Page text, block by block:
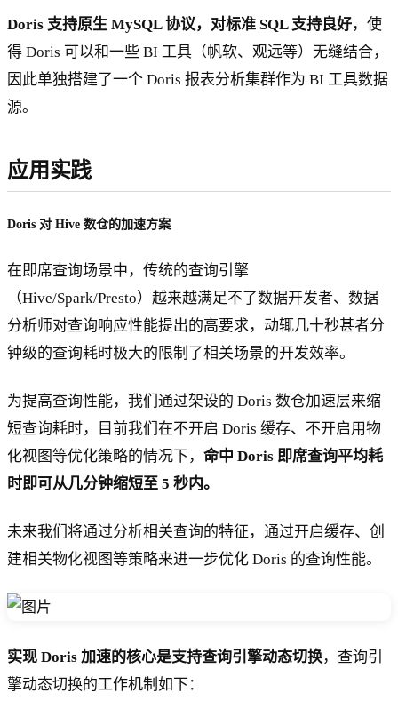
Doris 支持原生 MySQL 协议，对标准 SQL 支持良好，使
得 Doris 可以和一些 BI 工具（帆软、观远等）无缝结合，
因此单独搭建了一个 Doris 报表分析集群作为 BI 工具数据
源。
应用实践
Doris 对 Hive 数仓的加速方案
在即席查询场景中，传统的查询引擎
（Hive/Spark/Presto）越来越满足不了数据开发者、数据
分析师对查询响应性能提出的高要求，动辄几十秒甚者分
钟级的查询耗时极大的限制了相关场景的开发效率。
为提高查询性能，我们通过架设的 Doris 数仓加速层来缩
短查询耗时，目前我们在不开启 Doris 缓存、不开启用物
化视图等优化策略的情况下， 命中 Doris 即席查询平均耗
时即可从几分钟缩短至 5 秒内。
未来我们将通过分析相关查询的特征，通过开启缓存、创
建相关物化视图等策略来进一步优化 Doris 的查询性能。
实现 Doris 加速的核心是支持查询引擎动态切换，查询引
擎动态切换的工作机制如下：